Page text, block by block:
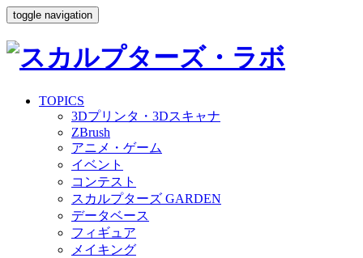
toggle navigation
TOPICS
3Dプリンタ・3Dスキャナ
ZBrush
アニメ・ゲーム
イベント
コンテスト
スカルプターズ GARDEN
データベース
フィギュア
メイキング